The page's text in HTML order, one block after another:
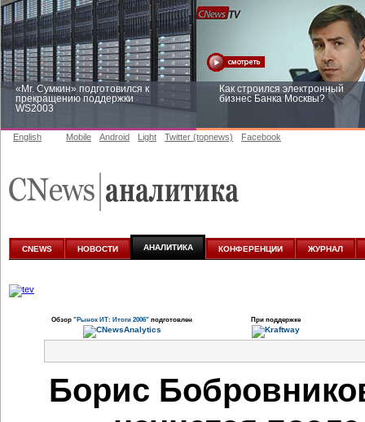
«Mr. Сумкин» подготовился к
прекращению поддержки
WS2003
Как строился электронный
бизнес Банка Москвы?
аналитике
English Mobile Android Light Twitter (topnews) Facebook
CNEWS НОВОСТИ АНАЛИТИКА КОНФЕРЕНЦИИ ЖУРНАЛ
Обзор "Рынок ИТ: Итоги 2006" подготовлен При поддержке
Борис